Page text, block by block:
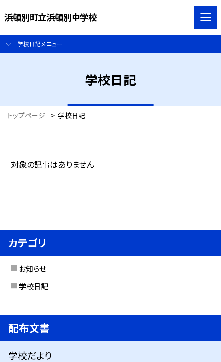
浜頓別町立浜頓別中学校
学校日記メニュー
学校日記
トップページ > 学校日記
対象の記事はありません
カテゴリ
お知らせ
学校日記
配布文書
学校だより